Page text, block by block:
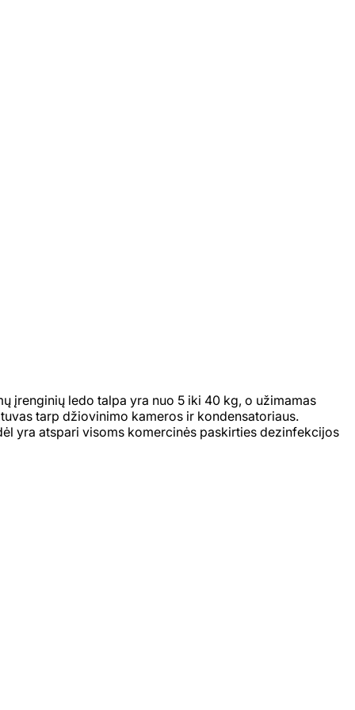
įrenginių ledo talpa yra nuo 5 iki 40 kg, o užimamas
tarp džiovinimo kameros ir kondensatoriaus.
yra atspari visoms komercinės paskirties dezinfekcijos